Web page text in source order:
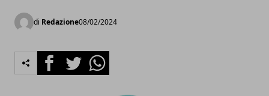
di Redazione08/02/2024
FacebookTwitterWhatsapp